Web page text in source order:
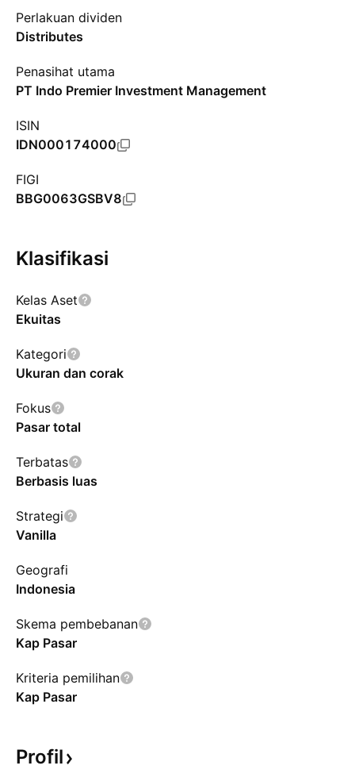
Perlakuan dividen
Distributes
Penasihat utama
PT Indo Premier Investment Management
ISIN
IDN000174000
FIGI
BBG0063GSBV8
Klasifikasi
Kelas Aset
Ekuitas
Kategori
Ukuran dan corak
Fokus
Pasar total
Terbatas
Berbasis luas
Strategi
Vanilla
Geografi
Indonesia
Skema pembebanan
Kap Pasar
Kriteria pemilihan
Kap Pasar
Profil